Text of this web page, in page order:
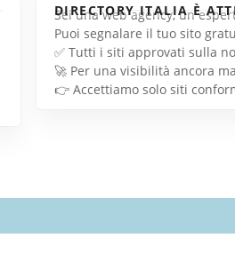
DIRECTORY ITALIA È
Sei una web agency, un
Puoi segnalare il tuo sito
✅ Tutti i siti approvati sulla
🚀 Per una visibilità ancora
👉 Accettiamo solo siti